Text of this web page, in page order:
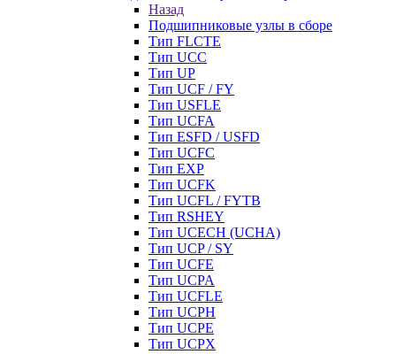
Назад
Подшипниковые узлы в сборе
Тип FLCTE
Тип UCC
Тип UP
Тип UCF / FY
Тип USFLE
Тип UCFA
Тип ESFD / USFD
Тип UCFC
Тип EXP
Тип UCFK
Тип UCFL / FYTB
Тип RSHEY
Тип UCECH (UCHA)
Тип UCP / SY
Тип UCFE
Тип UCPA
Тип UCFLE
Тип UCPH
Тип UCPE
Тип UCPX